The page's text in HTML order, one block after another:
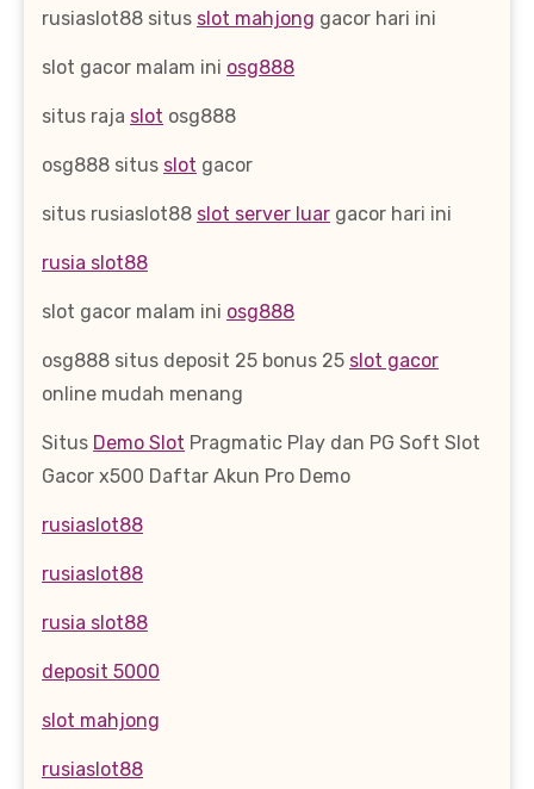
rusiaslot88 situs slot mahjong gacor hari ini
slot gacor malam ini osg888
situs raja slot osg888
osg888 situs slot gacor
situs rusiaslot88 slot server luar gacor hari ini
rusia slot88
slot gacor malam ini osg888
osg888 situs deposit 25 bonus 25 slot gacor
online mudah menang
Situs Demo Slot Pragmatic Play dan PG Soft Slot
Gacor x500 Daftar Akun Pro Demo
rusiaslot88
rusiaslot88
rusia slot88
deposit 5000
slot mahjong
rusiaslot88